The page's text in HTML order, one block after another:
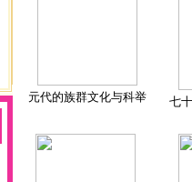
元代的族群文化与科举 七